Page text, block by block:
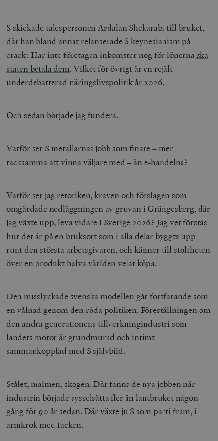
S skickade talespersonen Ardalan Shekarabi till bruket,
där han bland annat relanserade S keynesianism på
crack: Har inte företagen inkomster nog för lönerna ska
staten betala dem. Vilket för övrigt är en rejält
underdebatterad näringslivspolitik år 2026.
Och sedan började jag fundera.
Varför ser S metallarnas jobb som finare – mer
tacksamma att vinna väljare med – än e-handelns?
Varför ser jag retoriken, kraven och förslagen som
omgärdade nedläggningen av gruvan i Grängesberg, där
jag växte upp, leva vidare i Sverige 2026? Jag vet förstås
hur det är på en bruksort som i alla delar byggts upp
runt den största arbetsgivaren, och känner till stoltheten
över en produkt halva världen velat köpa.
Den misslyckade svenska modellen går fortfarande som
en vålnad genom den röda politiken. Föreställningen om
den andra generationens tillverkningindustri som
landets motor är grundmurad och intimt
sammankopplad med S självbild.
Stålet, malmen, skogen. Där fanns de nya jobben när
industrin började sysselsätta fler än lantbruket någon
gång för 90 år sedan. Där växte ju S som parti fram, i
armkrok med facken.